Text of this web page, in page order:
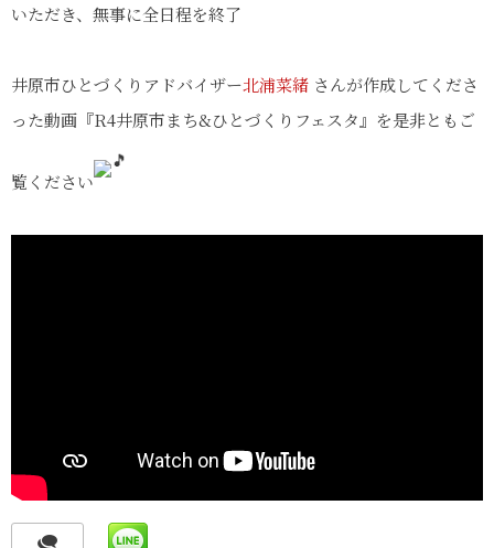
いただき、無事に全日程を終了
井原市ひとづくりアドバイザー北浦菜緒 さんが作成してくださ
った動画『R4井原市まち&ひとづくりフェスタ』を是非ともご
覧ください